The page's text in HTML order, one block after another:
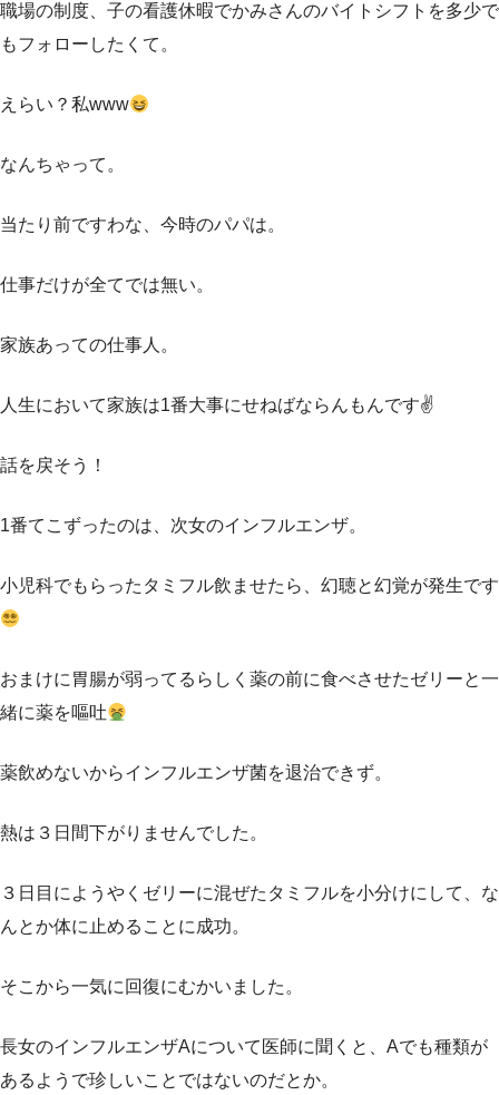
職場の制度、子の看護休暇でかみさんのバイトシフトを多少で
もフォローしたくて。
えらい？私www
なんちゃって。
当たり前ですわな、今時のパパは。
仕事だけが全てでは無い。
家族あっての仕事人。
人生において家族は1番大事にせねばならんもんです✌️
話を戻そう！
1番てこずったのは、次女のインフルエンザ。
小児科でもらったタミフル飲ませたら、幻聴と幻覚が発生です
おまけに胃腸が弱ってるらしく薬の前に食べさせたゼリーと一
緒に薬を嘔吐
薬飲めないからインフルエンザ菌を退治できず。
熱は３日間下がりませんでした。
３日目にようやくゼリーに混ぜたタミフルを小分けにして、な
んとか体に止めることに成功。
そこから一気に回復にむかいました。
長女のインフルエンザAについて医師に聞くと、Aでも種類が
あるようで珍しいことではないのだとか。